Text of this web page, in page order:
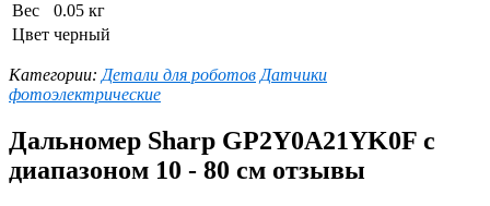
Вес
0.05 кг
Цвет черный
Категории: Детали для роботов Датчики
фотоэлектрические
Дальномер Sharp GP2Y0A21YK0F с
диапазоном 10 - 80 см отзывы